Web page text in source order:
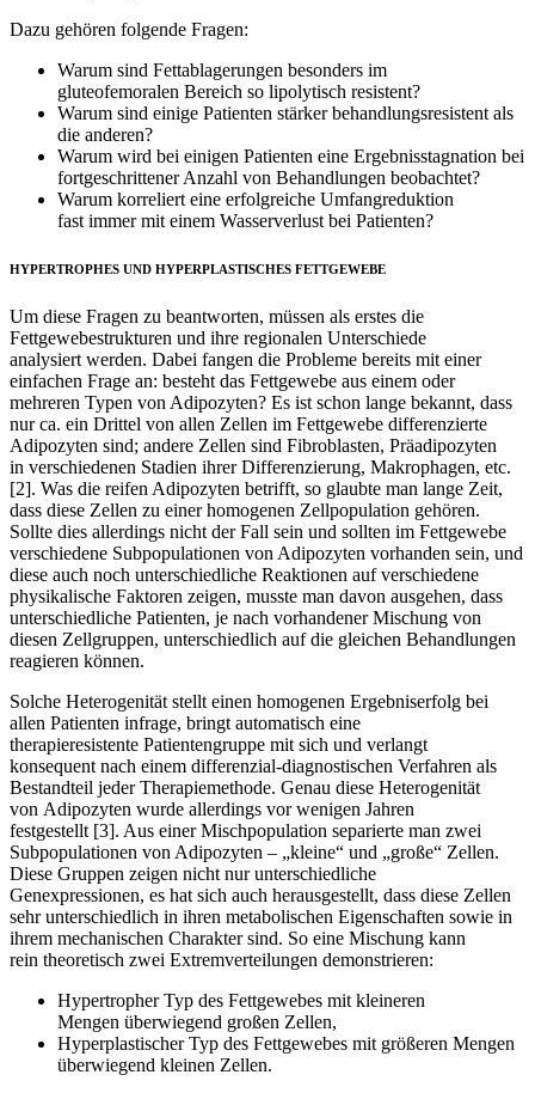
Dazu gehören folgende Fragen:
Warum sind Fettablagerungen besonders im
gluteofemoralen Bereich so lipolytisch resistent?
Warum sind einige Patienten stärker behandlungsresistent als
die anderen?
Warum wird bei einigen Patienten eine Ergebnisstagnation bei
fortgeschrittener Anzahl von Behandlungen beobachtet?
Warum korreliert eine erfolgreiche Umfangreduktion
fast immer mit einem Wasserverlust bei Patienten?
HYPERTROPHES UND HYPERPLASTISCHES FETTGEWEBE
Um diese Fragen zu beantworten, müssen als erstes die
Fettgewebestrukturen und ihre regionalen Unterschiede
analysiert werden. Dabei fangen die Probleme bereits mit einer
einfachen Frage an: besteht das Fettgewebe aus einem oder
mehreren Typen von Adipozyten? Es ist schon lange bekannt, dass
nur ca. ein Drittel von allen Zellen im Fettgewebe differenzierte
Adipozyten sind; andere Zellen sind Fibroblasten, Präadipozyten
in verschiedenen Stadien ihrer Differenzierung, Makrophagen, etc.
[2]. Was die reifen Adipozyten betrifft, so glaubte man lange Zeit,
dass diese Zellen zu einer homogenen Zellpopulation gehören.
Sollte dies allerdings nicht der Fall sein und sollten im Fettgewebe
verschiedene Subpopulationen von Adipozyten vorhanden sein, und
diese auch noch unterschiedliche Reaktionen auf verschiedene
physikalische Faktoren zeigen, musste man davon ausgehen, dass
unterschiedliche Patienten, je nach vorhandener Mischung von
diesen Zellgruppen, unterschiedlich auf die gleichen Behandlungen
reagieren können.
Solche Heterogenität stellt einen homogenen Ergebniserfolg bei
allen Patienten infrage, bringt automatisch eine
therapieresistente Patientengruppe mit sich und verlangt
konsequent nach einem differenzial-diagnostischen Verfahren als
Bestandteil jeder Therapiemethode. Genau diese Heterogenität
von Adipozyten wurde allerdings vor wenigen Jahren
festgestellt [3]. Aus einer Mischpopulation separierte man zwei
Subpopulationen von Adipozyten – „kleine“ und „große“ Zellen.
Diese Gruppen zeigen nicht nur unterschiedliche
Genexpressionen, es hat sich auch herausgestellt, dass diese Zellen
sehr unterschiedlich in ihren metabolischen Eigenschaften sowie in
ihrem mechanischen Charakter sind. So eine Mischung kann
rein theoretisch zwei Extremverteilungen demonstrieren:
Hypertropher Typ des Fettgewebes mit kleineren
Mengen überwiegend großen Zellen,
Hyperplastischer Typ des Fettgewebes mit größeren Mengen
überwiegend kleinen Zellen.